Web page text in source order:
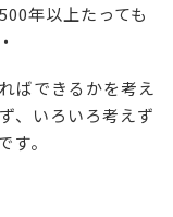
年以上たっても
ばできるかを考え
、いろいろ考えず
。